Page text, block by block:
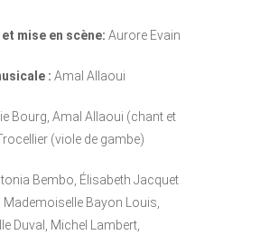
mise en scène: Aurore Evain
: Amal Allaoui
Bourg, Amal Allaoui (chant et
(viole de gambe)
Bembo, Élisabeth Jacquet
Mademoiselle Bayon Louis,
Duval, Michel Lambert,